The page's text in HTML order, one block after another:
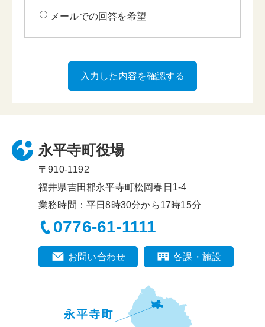
メールでの回答を希望
永平寺町役場
〒910-1192
福井県吉田郡永平寺町松岡春日1-4
業務時間：平日8時30分から17時15分
0776-61-1111
お問い合わせ 各課・施設